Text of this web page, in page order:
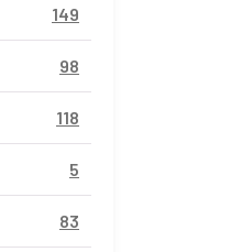
149
98
118
5
83